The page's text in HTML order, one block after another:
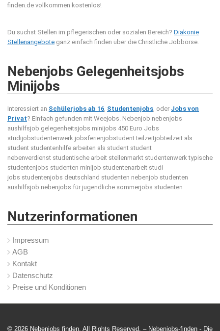
finden.de vollkommen kostenlos!
Du suchst Stellen im pflegerischen oder sozialen Bereich? Diakonie
Stellenangebote ganz einfach finden über die Christliche Jobbörse.
Nebenjobs Gelegenheitsjobs
Minijobs
Interessiert an Schülerjobs ab 16, Studentenjobs, oder Jobs von
Privat? Einfach gefunden mit Weejobs. Nebenjob nebenjobs
aushilfsjob gelegenheitsjobs minijobs 450 Euro Jobs
studijobstudentenwerk jobsferienjobstudent teilzeitjobteilzeit als
student studentenhilfe arbeiten als student student
nebenverdienst studentische arbeit stellenmarkt studentenwerk typische
studentenjobs studenten minijob studentenarbeit studi
jobs studentenjobs deutschland studenten nebenjob studenten
aushilfsjob nebenjobs für jugendliche sommerjobs studenten
Nutzerinformationen
Impressum
AGB
Kontakt
Datenschutz
Preise und Konditionen
© 2026 Nebenjobs finden. All Rights Reserved. – Nebenjobs-finden - Die